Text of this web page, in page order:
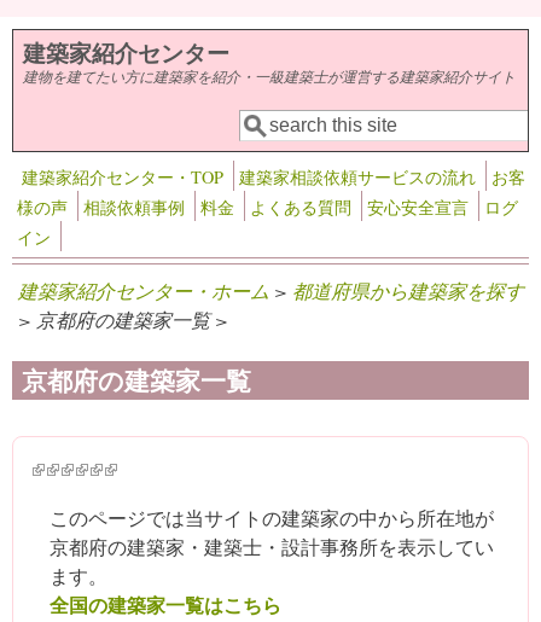
メインコンテンツに移動
建築家紹介センター
建物を建てたい方に建築家を紹介・一級建築士が運営する建築家紹介サイト
検索フォーム
検索
建築家紹介センター・TOP 建築家相談依頼サービスの流れ
お客
様の声
相談依頼事例 料金 よくある質問 安心安全宣言
ログ
イン
建築家紹介センター・ホーム > 都道府県から建築家を探す
> 京都府の建築家一覧 >
京都府の建築家一覧
(link is external)
(link is external)
(link is external)
(link is external)
(link is external)
(link is external)
このページでは当サイトの建築家の中から所在地が
京都府の建築家・建築士・設計事務所を表示してい
ます。
全国の建築家一覧はこちら